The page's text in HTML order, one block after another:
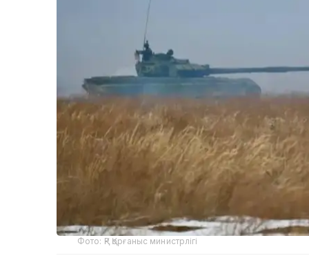
Фото: ҚР Қорғаныс министрлігі